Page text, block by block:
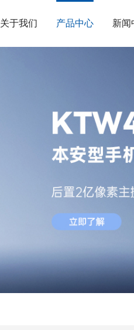
关于我们 产品中心 新闻